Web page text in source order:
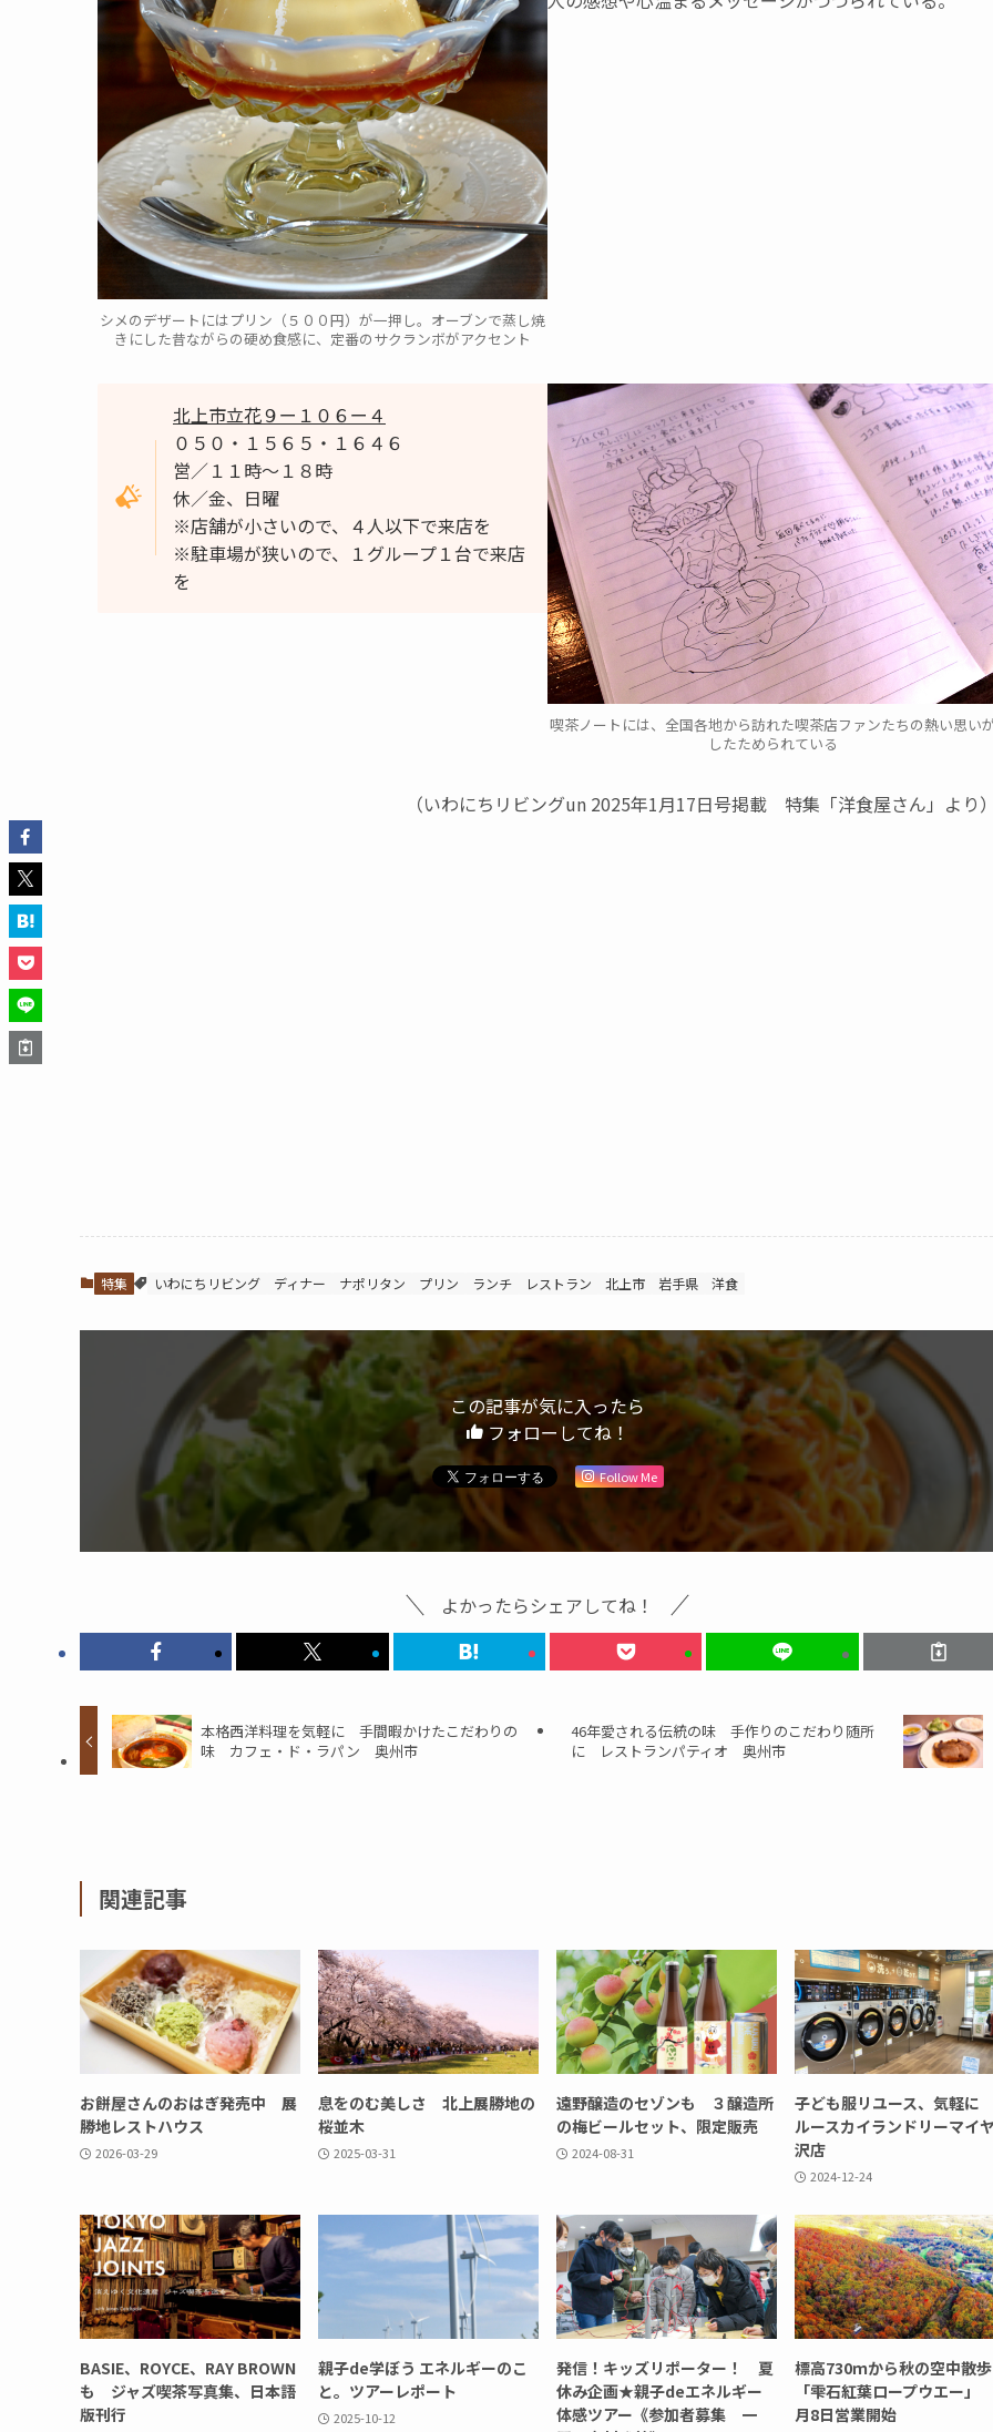
シメのデザートにはプリン（５００円）が一押し。オーブンで蒸し焼
きにした昔ながらの硬め食感に、定番のサクランボがアクセント
北上市立花９ー１０６ー４
０５０・１５６５・１６４６
営／１１時～１８時
休／金、日曜
※店舗が小さいので、４人以下で来店を
※駐車場が狭いので、１グループ１台で来店
を
喫茶ノートには、全国各地から訪れた喫茶店ファンたちの熱い思い
したためられている
（いわにちリビングun 2025年1月17日号掲載 特集「洋食屋さん」より
特集 いわにちリビング ディナー ナポリタン プリン ランチ レストラン 北上市 岩手県 洋食
この記事が気に入ったら
フォローしてね！
Follow Me
よかったらシェアしてね！
本格西洋料理を気軽に 手間暇かけたこだわりの
味 カフェ・ド・ラパン 奥州市
46年愛される伝統の味 手作りのこだわり随所
に レストランパティオ 奥州市
関連記事
お餅屋さんのおはぎ発売中 展
勝地レストハウス
2026-03-29
息をのむ美しさ 北上展勝地の
桜並木
2025-03-31
遠野醸造のセゾンも ３醸造所
の梅ビールセット、限定販売
2024-08-31
子ども服リユース、気軽
ルースカイランドリーマイ
沢店
2024-12-24
BASIE、ROYCE、RAY BROWN
も ジャズ喫茶写真集、日本語
版刊行
親子de学ぼう エネルギーのこ
と。ツアーレポート
2025-10-12
発信！キッズリポーター！ 夏
休み企画★親子deエネルギー
体感ツアー《参加者募集 一
標高730ｍから秋の空中
「雫石紅葉ロープウエー
月8日営業開始